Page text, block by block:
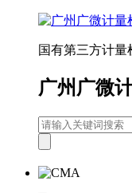
国有第三方计量
广州广微